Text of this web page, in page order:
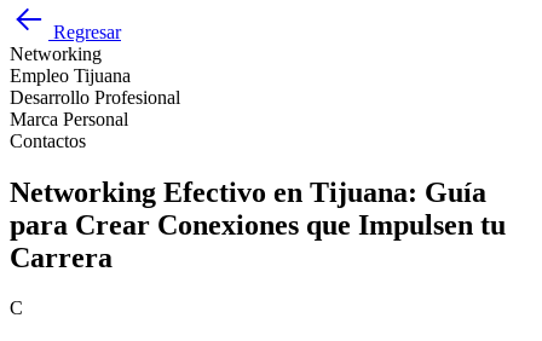
Regresar
Networking
Empleo Tijuana
Desarrollo Profesional
Marca Personal
Contactos
Networking Efectivo en Tijuana: Guía
para Crear Conexiones que Impulsen tu
Carrera
C